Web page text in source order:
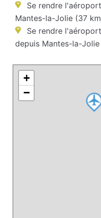
Se rendre l'aéroport
Mantes-la-Jolie (37
Se rendre l'aéroport
depuis Mantes-la-
+
−